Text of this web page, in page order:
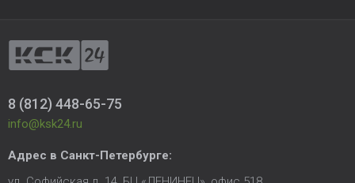
8 (812) 448-65-75
info@ksk24.ru
Адрес в Санкт-Петербурге: